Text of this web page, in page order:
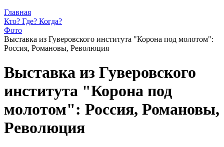
Главная
Кто? Где? Когда?
Фото
Выставка из Гуверовского института "Корона под молотом":
Россия, Романовы, Революция
Выставка из Гуверовского
института "Корона под
молотом": Россия, Романовы,
Революция